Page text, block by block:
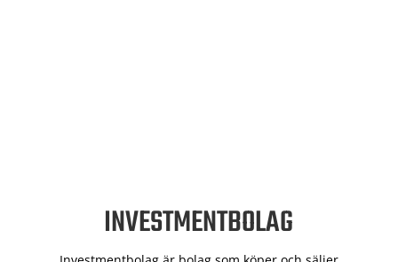
INVESTMENTBOLAG